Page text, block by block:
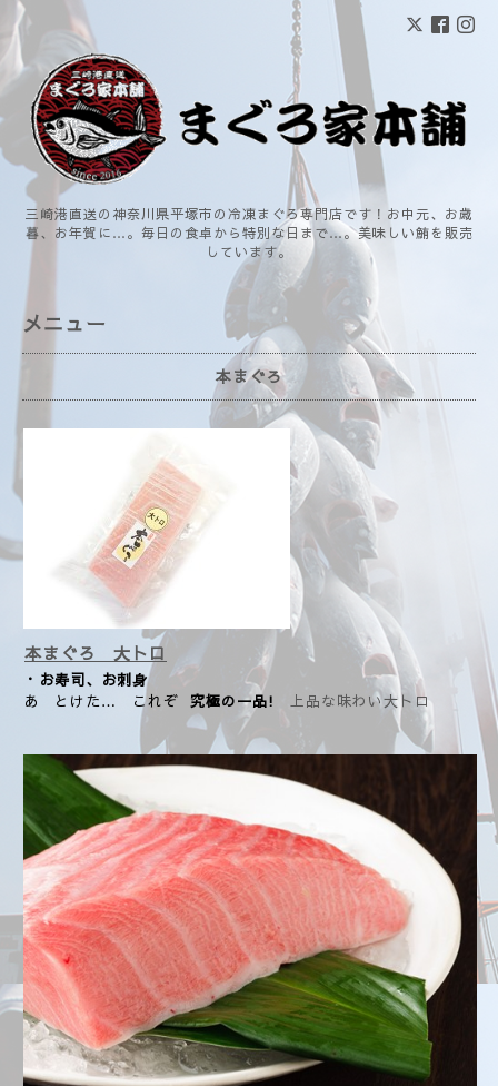
三崎港直送の神奈川県平塚市の冷凍まぐろ専門店です！お中元、お歳
暮、お年賀に…。毎日の食卓から特別な日まで…。美味しい鮪を販売
しています。
メニュー
本まぐろ
本まぐろ 大トロ
・お寿司、お刺身
あ とけた… これぞ 究極の一品! 上品な味わい大トロ